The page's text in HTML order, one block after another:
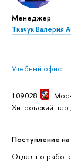
Менеджер
Ткачук Валерия
Учебный офис
109028
Хитровский
Поступление
Отдел по